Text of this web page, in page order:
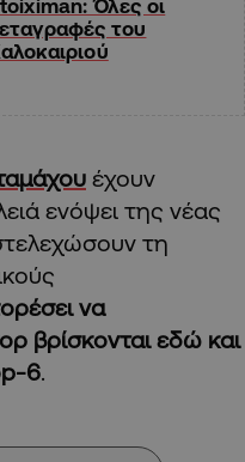
Όλες οι
του
έχουν
ενόψει της νέας
τη
να
βρίσκονται εδώ και
6.